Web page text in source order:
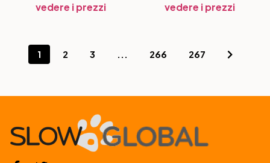
vedere i prezzi
vedere i prezzi
1 2 3 ... 266 267